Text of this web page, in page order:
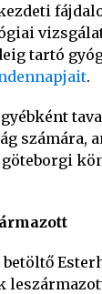
tartó
.
számára,